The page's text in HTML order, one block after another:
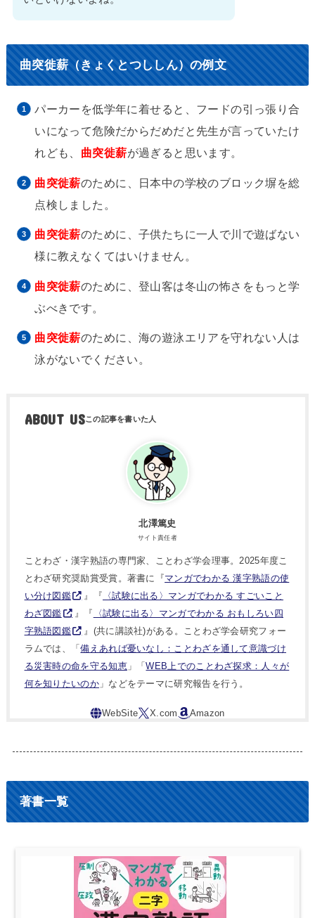
曲突徙薪（きょくとつししん）の例文
パーカーを低学年に着せると、フードの引っ張り合
いになって危険だからだめだと先生が言っていたけ
れども、 曲突徙薪が過ぎると思います。
曲突徙薪のために、日本中の学校のブロック塀を総
点検しました。
曲突徙薪のために、子供たちに一人で川で遊ばない
様に教えなくてはいけません。
曲突徙薪のために、登山客は冬山の怖さをもっと学
ぶべきです。
曲突徙薪のために、海の遊泳エリアを守れない人は
泳がないでください。
ABOUT US
北澤篤史
サイト責任者
ことわざ・漢字熟語の専門家、ことわざ学会理事。2025年度こ
とわざ研究奨励賞受賞。著書に『マンガでわかる 漢字熟語の使
い分け図鑑
』『 〈試験に出る〉マンガでわかる すごいこと
わざ図鑑
』『
〈試験に出る〉マンガでわかる おもしろい四
字熟語図鑑
』(共に講談社)がある。ことわざ学会研究フォー
ラムでは、「備えあれば憂いなし：ことわざを通して意識づけ
る災害時の命を守る知恵」「WEB上でのことわざ探求：人々が
何を知りたいのか」などをテーマに研究報告を行う。
著書一覧